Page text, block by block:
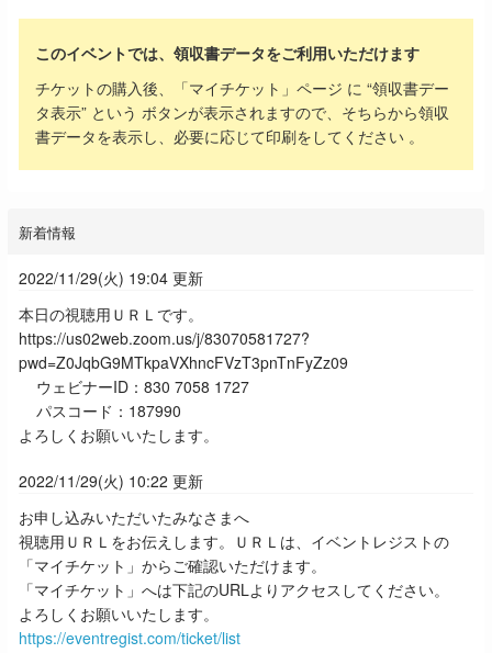
このイベントでは、領収書データをご利用いただけます
チケットの購入後、「マイチケット」ページ に “領収書デー
タ表示” という ボタンが表示されますので、そちらから領収
書データを表示し、必要に応じて印刷をしてください 。
新着情報
2022/11/29(火) 19:04 更新
本日の視聴用ＵＲＬです。
https://us02web.zoom.us/j/83070581727?
pwd=Z0JqbG9MTkpaVXhncFVzT3pnTnFyZz09
ウェビナーID：830 7058 1727
パスコード：187990
よろしくお願いいたします。
2022/11/29(火) 10:22 更新
お申し込みいただいたみなさまへ
視聴用ＵＲＬをお伝えします。ＵＲＬは、 イベントレジストの
「マイチケット」からご確認いただけます。
「マイチケット」へは下記のURLよりアクセスしてください。
よろしくお願いいたします。
https://eventregist.com/ticket/list